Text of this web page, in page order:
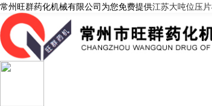
常州旺群药化机械有限公司为您免费提供江苏大吨位压